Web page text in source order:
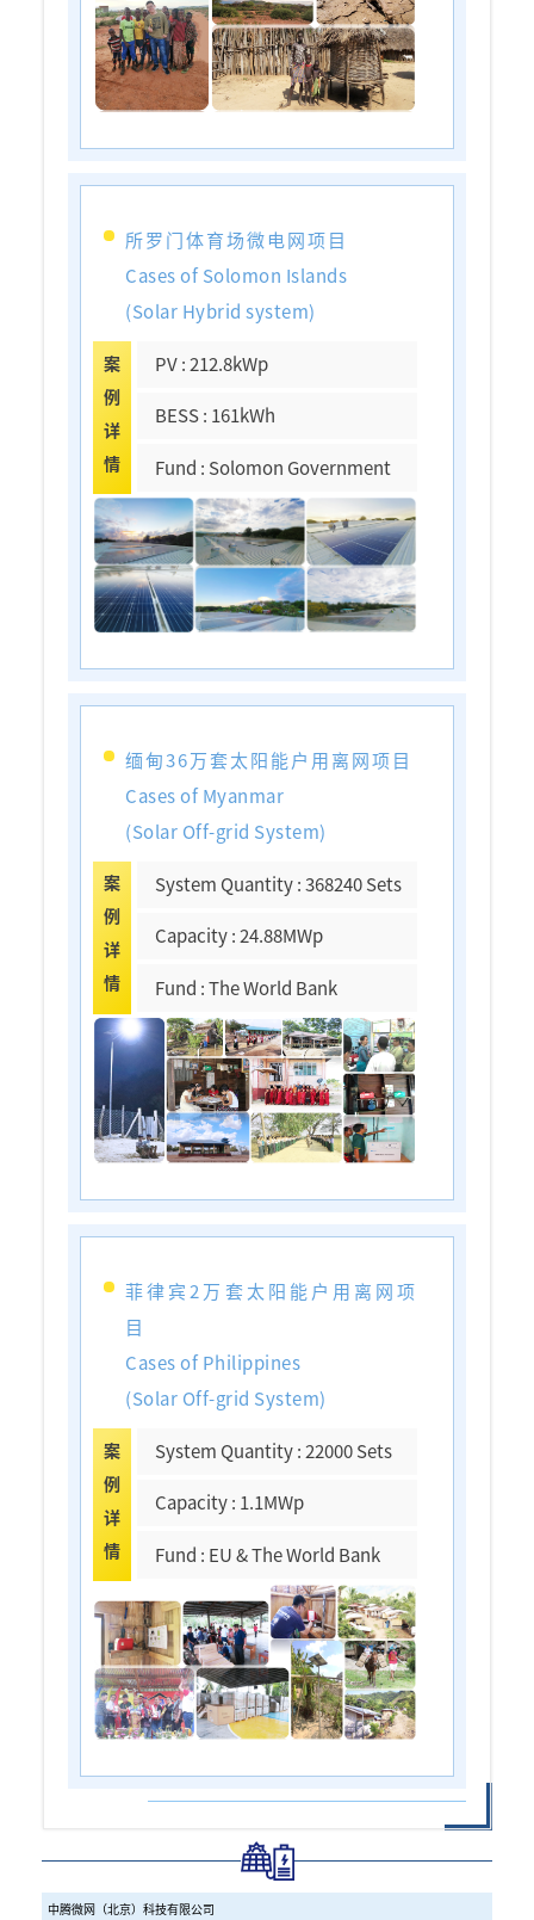
所罗门体育场微电网项目
Cases of Solomon Islands
(Solar Hybrid system)
案
例
详
情
PV : 212.8kWp
BESS : 161kWh
Fund : Solomon Government
缅甸36万套太阳能户用离网项目
Cases of Myanmar
(Solar Off-grid System)
案
例
详
情
System Quantity : 368240 Sets
Capacity : 24.88MWp
Fund : The World Bank
菲律宾2万套太阳能户用离网项
目
Cases of Philippines
(Solar Off-grid System)
案
例
详
情
System Quantity : 22000 Sets
Capacity : 1.1MWp
Fund : EU & The World Bank
中腾微网（北京）科技有限公司